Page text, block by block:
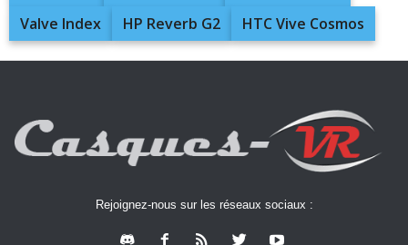
Valve Index
HP Reverb G2 HTC Vive Cosmos
Rejoignez-nous sur les réseaux sociaux :